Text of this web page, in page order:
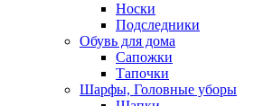
Носки
Подследники
Обувь для дома
Сапожки
Тапочки
Шарфы, Головные уборы